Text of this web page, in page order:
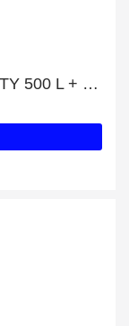
10% Rabatt auf Merida eONE-SIXTY 500 L + kostenloses Geschenk